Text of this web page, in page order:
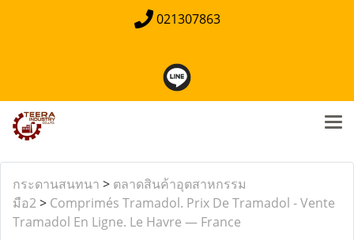
021307863
กระดานสนทนา > ตลาดสินค้าอุตสาหกรรม
มือ2> Comprimés Tramadol. Prix De Tramadol - Vente
Tramadol En Ligne. Le Havre — France